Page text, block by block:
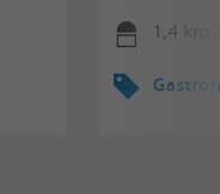
1,4 km